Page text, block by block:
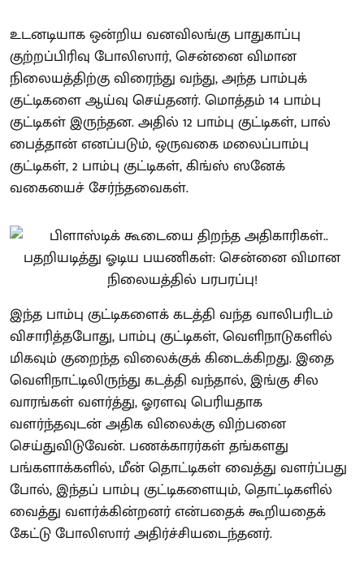
உடனடியாக ஒன்றிய வனவிலங்கு பாதுகாப்பு
குற்றப்பிரிவு போலிஸார், சென்னை விமான
நிலையத்திற்கு விரைந்து வந்து, அந்த பாம்புக்
குட்டிகளை ஆய்வு செய்தனர். மொத்தம் 14 பாம்பு
குட்டிகள் இருந்தன. அதில் 12 பாம்பு குட்டிகள், பால்
பைத்தான் எனப்படும், ஒருவகை மலைப்பாம்பு
குட்டிகள், 2 பாம்பு குட்டிகள், கிங்ஸ் ஸனேக்
வகையைச் சேர்ந்தவைகள்.
இந்த பாம்பு குட்டிகளைக் கடத்தி வந்த வாலிபரிடம்
விசாரித்தபோது, பாம்பு குட்டிகள், வெளிநாடுகளில்
மிகவும் குறைந்த விலைக்குக் கிடைக்கிறது. இதை
வெளிநாட்டிலிருந்து கடத்தி வந்தால், இங்கு சில
வாரங்கள் வளர்த்து, ஓரளவு பெரியதாக
வளர்ந்தவுடன் அதிக விலைக்கு விற்பனை
செய்துவிடுவேன். பணக்காரர்கள் தங்களது
பங்களாக்களில், மீன் தொட்டிகள் வைத்து வளர்ப்பது
போல், இந்தப் பாம்பு குட்டிகளையும், தொட்டிகளில்
வைத்து வளர்க்கின்றனர் என்பதைக் கூறியதைக்
கேட்டு போலிஸார் அதிர்ச்சியடைந்தனர்.